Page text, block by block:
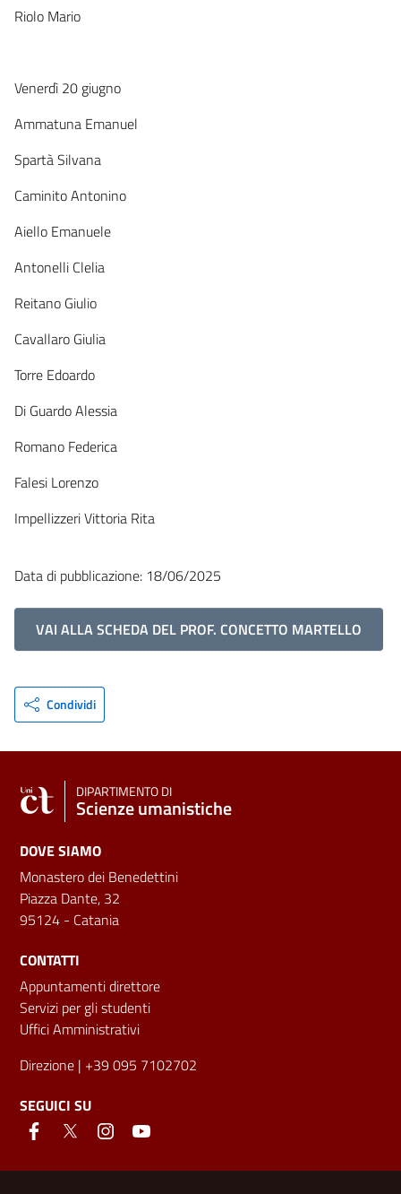
Riolo Mario
Venerdì 20 giugno
Ammatuna Emanuel
Spartà Silvana
Caminito Antonino
Aiello Emanuele
Antonelli Clelia
Reitano Giulio
Cavallaro Giulia
Torre Edoardo
Di Guardo Alessia
Romano Federica
Falesi Lorenzo
Impellizzeri Vittoria Rita
Data di pubblicazione: 18/06/2025
VAI ALLA SCHEDA DEL PROF. CONCETTO MARTELLO
Condividi
DIPARTIMENTO DI
Scienze umanistiche
DOVE SIAMO
Monastero dei Benedettini
Piazza Dante, 32
95124 - Catania
CONTATTI
Appuntamenti direttore
Servizi per gli studenti
Uffici Amministrativi
Direzione | +39 095 7102702
SEGUICI SU
Link e informazioni utili